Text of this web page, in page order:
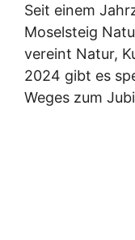
Seit einem
Moselsteig
vereint Natur,
2024 gibt es
Weges zum